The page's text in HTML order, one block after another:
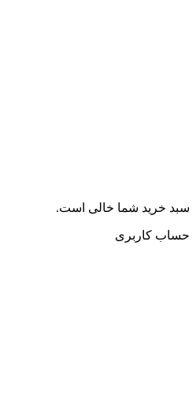
سبد خرید شما خالی است.
حساب کاربری